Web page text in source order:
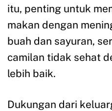
itu, penting untuk
makan dengan
buah dan sayuran,
camilan tidak sehat
lebih baik.
Dukungan dari